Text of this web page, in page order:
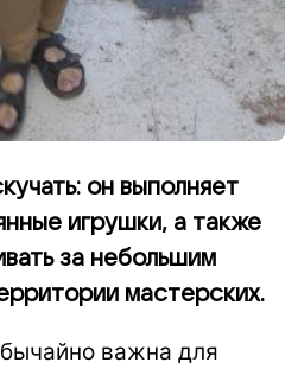
он выполняет
игрушки, а также
за небольшим
мастерских.
важна для